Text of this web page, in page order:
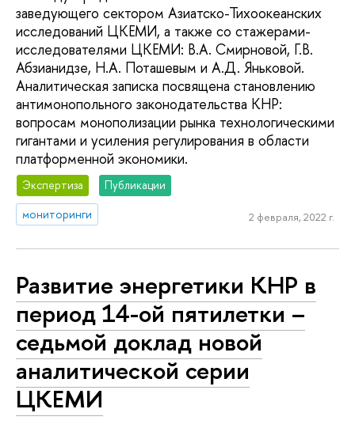
заведующего сектором Азиатско-Тихоокеанских
исследований ЦКЕМИ, а также со стажерами-
исследователями ЦКЕМИ: В.А. Смирновой, Г.В.
Абзианидзе, Н.А. Поташевым и А.Д. Яньковой.
Аналитическая записка посвящена становлению
антимонопольного законодательства КНР:
вопросам монополизации рынка технологическими
гигантами и усиления регулирования в области
платформенной экономики.
Экспертиза
Публикации
мониторинги
2 февраля, 2022 г.
Развитие энергетики КНР в
период 14-ой пятилетки –
седьмой доклад новой
аналитической серии
ЦКЕМИ